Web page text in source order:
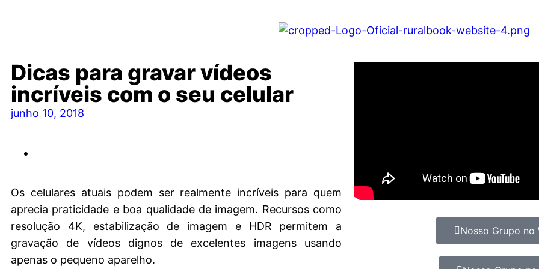
Dicas para gravar vídeos
incríveis com o seu celular
junho 10, 2018
Os celulares atuais podem ser realmente incríveis para quem
aprecia praticidade e boa qualidade de imagem. Recursos como
resolução 4K, estabilização de imagem e HDR permitem a
gravação de vídeos dignos de excelentes imagens usando
apenas o pequeno aparelho.
Nosso Grupo no